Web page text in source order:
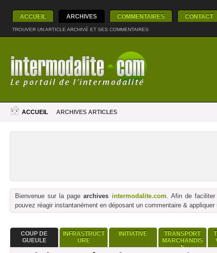
ACCUEIL ARCHIVES COMMENTAIRES CONTACT
TROUVER UN ARTICLE ARCHIVÉ ET SES COMMENTAIRES
ACCUEIL ARCHIVES ARTICLES
Bienvenue sur la pagearchives intermodalite.com. Afin de
pouvez réagir instantanément en déposant un commentaire & appliquer
COUP DE
GUEULE
INFRASTRUCT
URE
INITIATIVE
TRANSPORT
MARCHANDIS
E